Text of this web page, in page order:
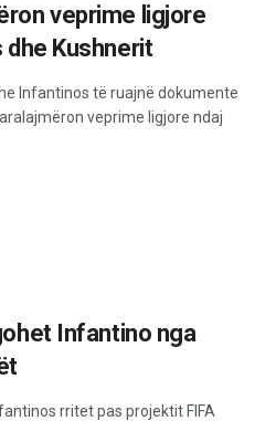
veprime ligjore
Kushnerit
Infantinos të ruajnë dokumente
veprime ligjore ndaj
Infantino nga
rritet pas projektit FIFA